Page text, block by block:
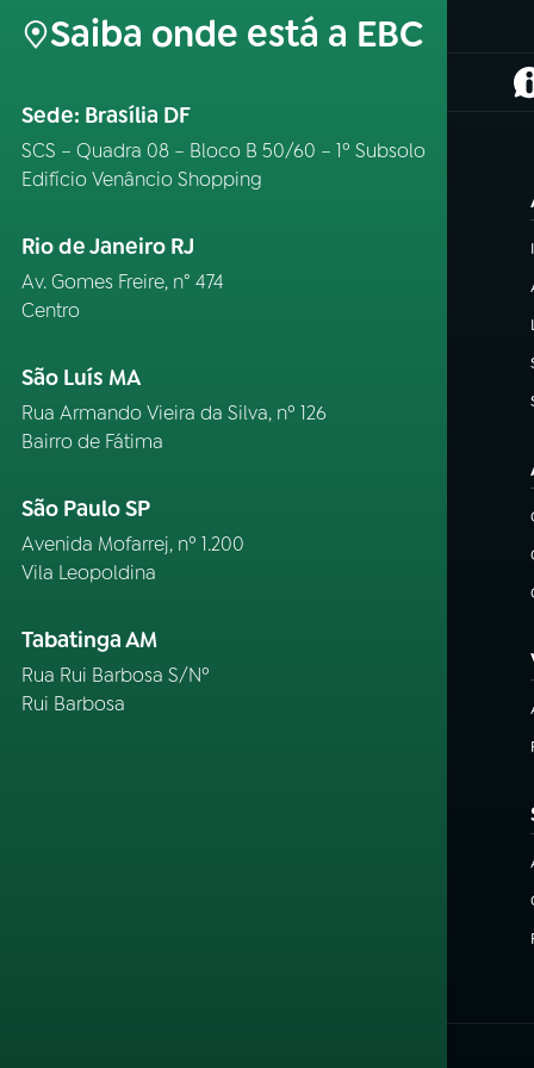
Saiba onde está a EBC
Sede: Brasília DF
SCS – Quadra 08 – Bloco B 50/60 – 1º Subsolo
Edifício Venâncio Shopping
Rio de Janeiro RJ
Av. Gomes Freire, n° 474
Centro
São Luís MA
Rua Armando Vieira da Silva, nº 126
Bairro de Fátima
São Paulo SP
Avenida Mofarrej, nº 1.200
Vila Leopoldina
Tabatinga AM
Rua Rui Barbosa S/Nº
Rui Barbosa